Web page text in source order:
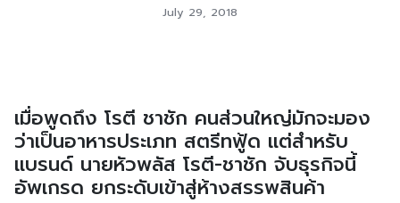
July 29, 2018
เมื่อพูดถึง โรตี ชาชัก คนส่วนใหญ่มักจะมอง
ว่าเป็นอาหารประเภท สตรีทฟู้ด แต่สำหรับ
แบรนด์ นายหัวพลัส โรตี-ชาชัก จับธุรกิจนี้
อัพเกรด ยกระดับเข้าสู่ห้างสรรพสินค้า